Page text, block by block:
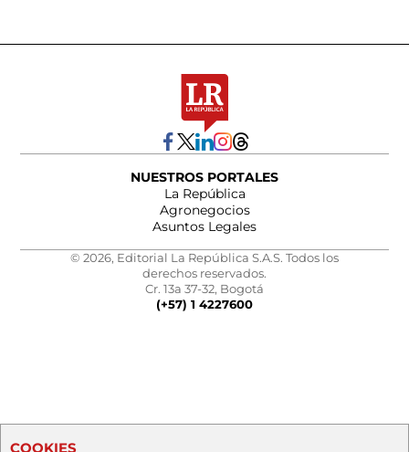
NUESTROS PORTALES
La República
Agronegocios
Asuntos Legales
© 2026, Editorial La República S.A.S. Todos los
derechos reservados.
Cr. 13a 37-32, Bogotá
(+57) 1 4227600
COOKIES